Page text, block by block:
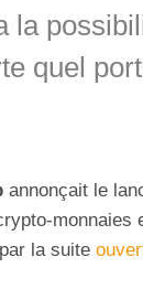
la
quel
annonçait le
monnaies
la suite